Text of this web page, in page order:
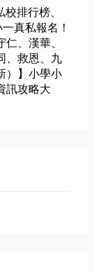
排行榜、
真私報名！
、漢華、
、救恩、九
）】小學小
訊攻略大